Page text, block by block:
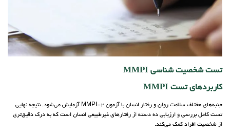
تست شخصیت شناسی MMPI
کاربردهای تست MMPI
جنبه‌های مختلف سلامت روان و رفتار انسان با آزمون MMPI-2 آزمایش می‌شود. نتیجه نهایی
تست کامل بررسی و ارزیابی ده دسته از رفتارهای غیرطبیعی انسان است که به درک دقیق‌تری
از شخصیت افراد کمک می‌کند.